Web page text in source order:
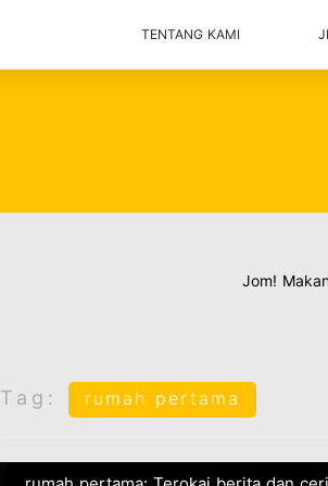
TENTANG KAMI
Jom!
Tag: rumah pertama